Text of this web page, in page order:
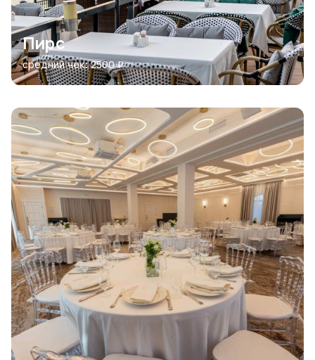
Пирс
средний чек: 2500 ₽